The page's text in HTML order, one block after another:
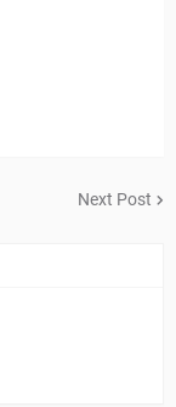
Next Post